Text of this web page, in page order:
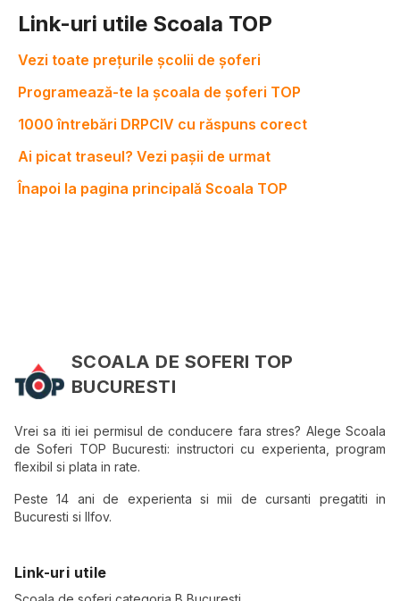
Link-uri utile Scoala TOP
Vezi toate prețurile școlii de șoferi
Programează-te la școala de șoferi TOP
1000 întrebări DRPCIV cu răspuns corect
Ai picat traseul? Vezi pașii de urmat
Înapoi la pagina principală Scoala TOP
SCOALA DE SOFERI TOP
BUCURESTI
Vrei sa iti iei permisul de conducere fara stres? Alege Scoala
de Soferi TOP Bucuresti: instructori cu experienta, program
flexibil si plata in rate.
Peste 14 ani de experienta si mii de cursanti pregatiti in
Bucuresti si Ilfov.
Link-uri utile